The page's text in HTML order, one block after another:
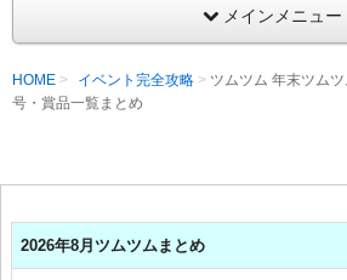
メインメニュー
HOME イベント完全攻略
ツムツム 年末ツム
号・賞品一覧まとめ
2026年8月ツムツムまとめ